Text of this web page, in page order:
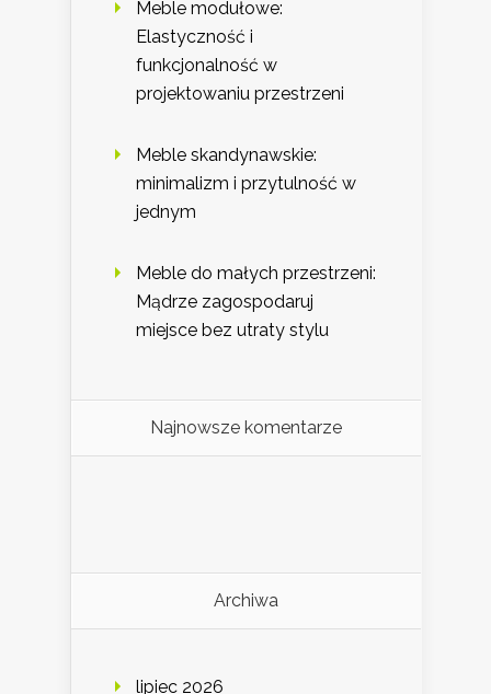
Meble modułowe:
Elastyczność i
funkcjonalność w
projektowaniu przestrzeni
Meble skandynawskie:
minimalizm i przytulność w
jednym
Meble do małych przestrzeni:
Mądrze zagospodaruj
miejsce bez utraty stylu
Najnowsze komentarze
Archiwa
lipiec 2026